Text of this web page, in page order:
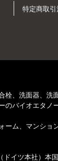
特定商取
、洗面器、洗
バイオエタ
ム、マンショ
イツ本社）本